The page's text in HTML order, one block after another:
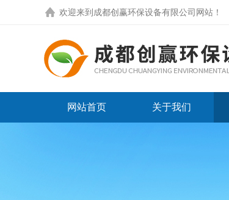
欢迎来到 成都创赢环保设备有限公司网站 ！
网站首页 关于我们